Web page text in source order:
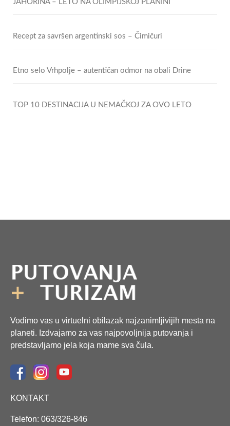
JAHORINA – LETO NA OLIMPIJSKOJ PLANINI
Recept za savršen argentinski sos – Čimičuri
Etno selo Vrhpolje – autentičan odmor na obali Drine
TOP 10 DESTINACIJA U NEMAČKOJ ZA OVO LETO
Vodimo vas u virtuelni obilazak najzanimljivijih mesta na
planeti. Izdvajamo za vas najpovoljnija putovanja i
predstavljamo jela koja mame sva čula.
KONTAKT
Telefon: 063/326-846